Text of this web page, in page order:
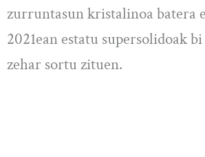
zurruntasun kristalinoa batera
2021ean estatu supersolidoak
zehar sortu zituen.